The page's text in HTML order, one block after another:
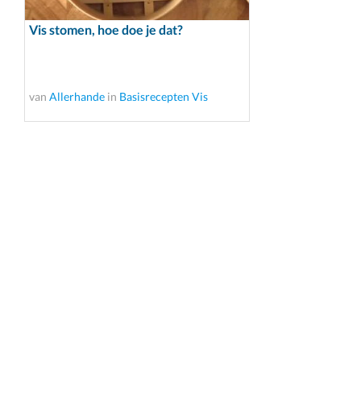
Vis stomen, hoe doe je dat?
van Allerhande in Basisrecepten Vis